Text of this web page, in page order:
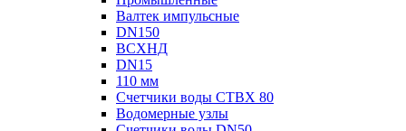
Валтек импульсные
DN150
ВСХНД
DN15
110 мм
Счетчики воды СТВХ 80
Водомерные узлы